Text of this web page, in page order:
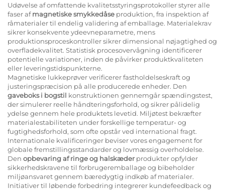
Udøvelse af omfattende kvalitetsstyringsprotokoller styrer alle
faser afmagnetiske smykkedåse produktion, fra inspektion af
råmaterialer til endelig validering af emballage. Materialekrav
sikrer konsekvente ydeevneparametre, mens
produktionsproceskontroller sikrer dimensional nøjagtighed og
overfladekvalitet. Statistisk procesovervågning identificerer
potentielle variationer, inden de påvirker produktkvaliteten
eller leveringstidspunkterne.
Magnetiske lukkeprøver verificerer fastholdelseskraft og
justeringspræcision på alle producerede enheder. Den
gaveboks i bogstil konstruktionen gennemgår spændingstest,
der simulerer reelle håndteringsforhold, og sikrer pålidelig
ydelse gennem hele produktets levetid. Miljøtest bekræfter
materialestabiliteten under forskellige temperatur- og
fugtighedsforhold, som ofte opstår ved international fragt.
Internationale kvalificeringer beviser vores engagement for
globale fremstillingsstandarder og lovmæssig overholdelse.
Den opbevaring af ringe og halskæderprodukter opfylder
sikkerhedskravene til forbrugeremballage og bibeholder
miljøansvaret gennem bæredygtig indkøb af materialer.
Initiativer til løbende forbedring integrerer kundefeedback og